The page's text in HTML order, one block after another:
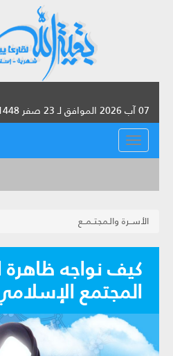
07 آب 2026 الموافق لـ 23 صفر 1448
القائمة
الأســرة والـمجتــمــع
كيف نواجه
المجتمع